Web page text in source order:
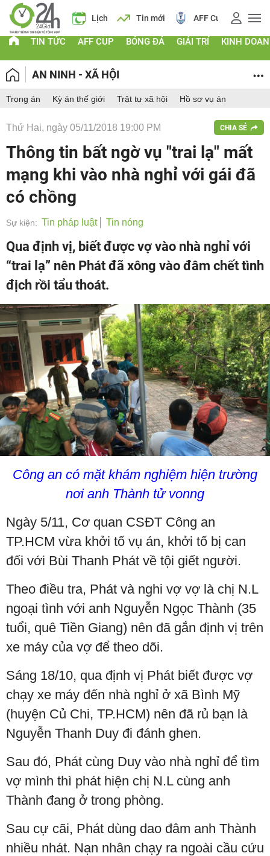
vàng Lịch Tin mới AFF Cup Điểm chuẩn 2026
TIN TỨC AFF CUP BÓNG ĐÁ GIẢI TRÍ KINH
AN NINH - XÃ HỘI
Trọng án Kỳ án thế giới Trật tự xã hội Hồ sơ vụ án
Thứ Hai, ngày 05/11/2018 19:00 PM CHIA SẺ
Thông tin bất ngờ vụ "trai lạ" mất
mạng khi vào nhà nghỉ với gái đã
có chồng
Sự kiện: Tin pháp luật Tin nóng
Qua định vị, biết được vợ vào nhà nghỉ với
“trai lạ” nên Phát đã xông vào đâm chết tình
địch rồi tẩu thoát.
Công an có mặt khám nghiệm hiện trường
nơi anh Thành tử vonng
Ngày 5/11, Cơ quan CSĐT Công an
TP.HCM vừa khởi tố vụ án, khởi tố bị can
đối với Bùi Thanh Phát về tội giết người.
Theo điều tra, Phát và nghi vợ vợ là chị N.L
ngoại tình với anh Nguyễn Ngọc Thành (35
tuổi, quê Tiền Giang) nên đã gắn định vị trên
xe máy của vợ để theo dõi.
Sáng 18/10, qua định vị Phát biết được vợ
chạy xe máy đến nhà nghỉ ở xã Bình Mỹ
(huyện Củ Chi, TP.HCM) nên đã rủ bạn là
Nguyễn Thanh Duy đi đánh ghen.
Sau đó, Phát cùng Duy vào nhà nghỉ để tìm
vợ mình thì phát hiện chị N.L cùng anh
Thành đang ở trong phòng.
Sau cự cãi, Phát dùng dao đâm anh Thành
nhiều nhát. Nạn nhân chạy ra ngoài cầu cứu